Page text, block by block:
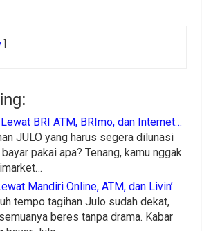
BRI ATM, BRImo, dan Internet…
JULO yang harus segera dilunasi
pakai apa? Tenang, kamu nggak
Mandiri Online, ATM, dan Livin’
tempo tagihan Julo sudah dekat,
beres tanpa drama. Kabar